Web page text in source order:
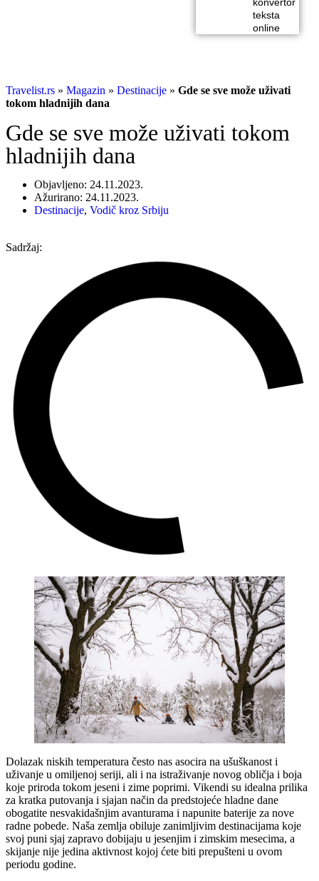
teksta
online
Travelist.rs » Magazin » Destinacije » Gde se sve može uživati
tokom hladnijih dana
Gde se sve može uživati tokom
hladnijih dana
Objavljeno: 24.11.2023.
Ažurirano: 24.11.2023.
Destinacije, Vodič kroz Srbiju
Sadržaj:
Dolazak niskih temperatura često nas asocira na ušuškanost i
uživanje u omiljenoj seriji, ali i na istraživanje novog obličja i boja
koje priroda tokom jeseni i zime poprimi. Vikendi su idealna prilika
za kratka putovanja i sjajan način da predstojeće hladne dane
obogatite nesvakidašnjim avanturama i napunite baterije za nove
radne pobede. Naša zemlja obiluje zanimljivim destinacijama koje
svoj puni sjaj zapravo dobijaju u jesenjim i zimskim mesecima, a
skijanje nije jedina aktivnost kojoj ćete biti prepušteni u ovom
periodu godine.